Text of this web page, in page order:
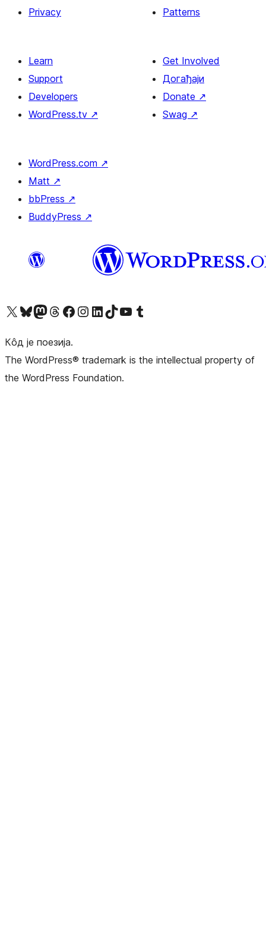
Privacy
Patterns
Learn
Support
Developers
WordPress.tv ↗
Get Involved
Догађаји
Donate ↗
Swag ↗
WordPress.com ↗
Matt ↗
bbPress ↗
BuddyPress ↗
Visit our X (formerly Twitter) account
Посетите наш Bluesky налог
Visit our Mastodon account
Посетите наш налог на Threads-у Visit our Facebook pageПосетите наш Инстаграм налог
Visit our LinkedIn account
Посетите наш TikTok налог
Visit our YouTube channel
Посетите наш Tumblr налог
Кôд је поезија.
The WordPress® trademark is the intellectual property of
the WordPress Foundation.